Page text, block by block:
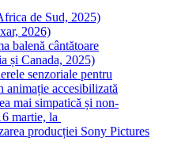
de Sud, 2025)
2026)
balenă cântătoare
și Canada, 2025)
senzoriale pentru
animație accesibilizată
mai simpatică și non-
martie, la
producției Sony Pictures